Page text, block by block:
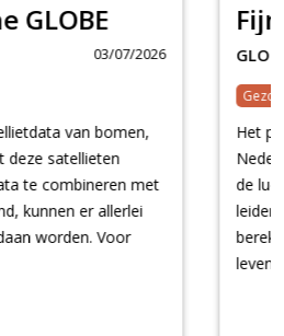
03/07/2026
lucht van GLOBE
scholieren zelf fijnstof in
concentraties fijnstof
Volgens
is de gemiddelde